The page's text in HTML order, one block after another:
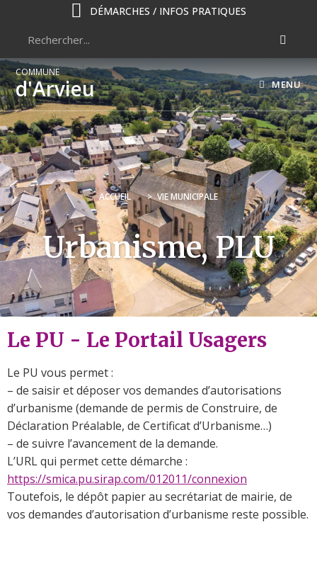
DÉMARCHES / INFOS PRATIQUES
COMMUNE
d'Arvieu MENU
ACCUEIL > VIE MUNICIPALE
Urbanisme, PLU
Le PU - Le Portail Usagers
Le PU vous permet :
– de saisir et déposer vos demandes d’autorisations
d’urbanisme (demande de permis de Construire, de
Déclaration Préalable, de Certificat d’Urbanisme…)
– de suivre l’avancement de la demande.
L’URL qui permet cette démarche :
https://smica.pu.sirap.com/012011/connexion
Toutefois, le dépôt papier au secrétariat de mairie, de
vos demandes d’autorisation d’urbanisme reste possible.